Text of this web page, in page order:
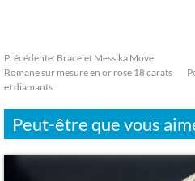
Précédente: Bracelet Messika Move
Romane sur mesure en or rose 18 carats
et diamants
Peut-être que vous